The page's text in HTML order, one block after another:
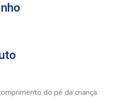
do pé da criança.